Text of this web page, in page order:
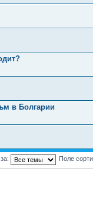
в Болгарии
Поле